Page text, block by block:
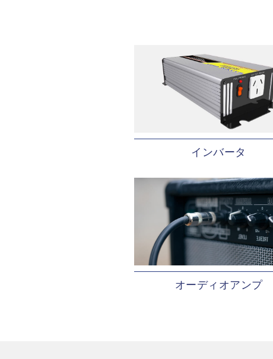
インバータ
オーディオアンプ